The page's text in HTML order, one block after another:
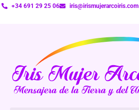
+34 691 29 25 06 iris@irismujerarcoiris.com